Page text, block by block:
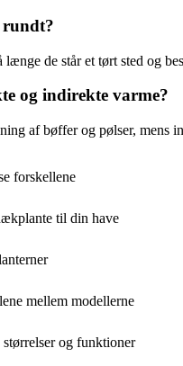
rundt?
længe de står et tørt sted og
og indirekte varme?
af bøffer og pølser, mens
forskellene
til din have
mellem modellerne
og funktioner